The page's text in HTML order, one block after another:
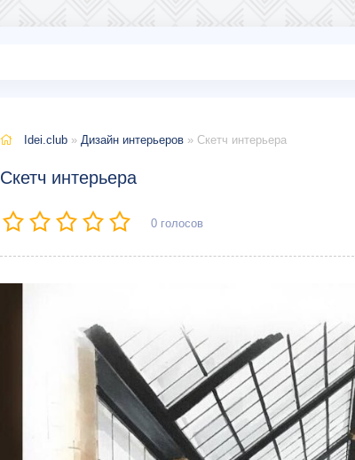
Idei.club » Дизайн интерьеров » Скетч интерьера
Скетч интерьера
0 голосов